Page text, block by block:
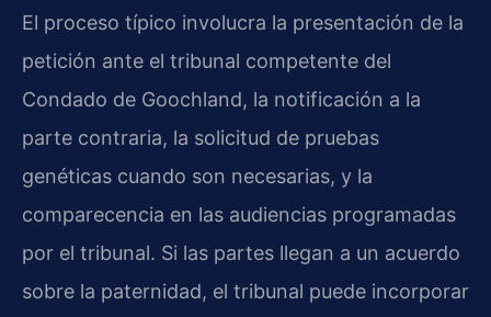
El proceso típico involucra la presentación de la
petición ante el tribunal competente del
Condado de Goochland, la notificación a la
parte contraria, la solicitud de pruebas
genéticas cuando son necesarias, y la
comparecencia en las audiencias programadas
por el tribunal. Si las partes llegan a un acuerdo
sobre la paternidad, el tribunal puede incorporar